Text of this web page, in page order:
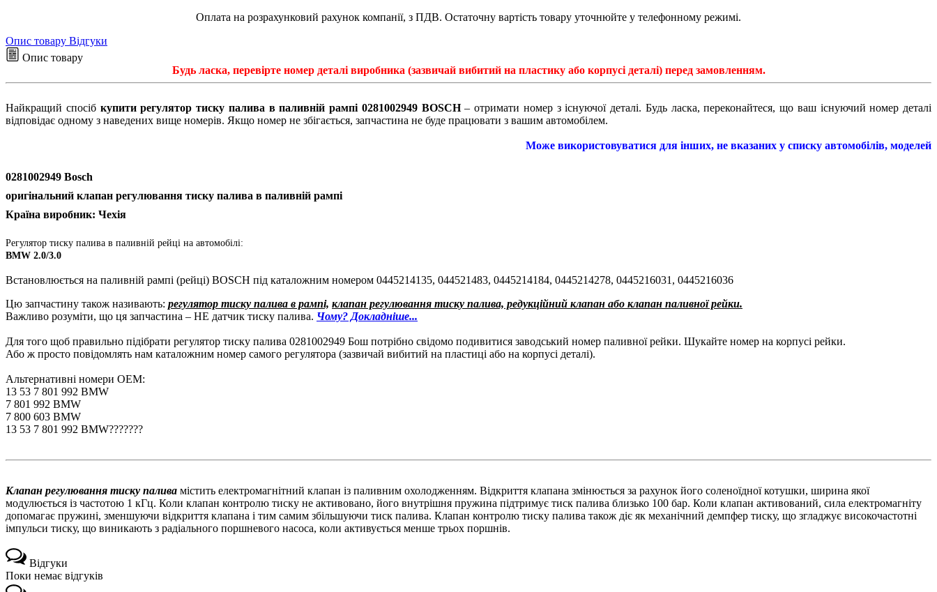
Оплата на розрахунковий рахунок компанії, з ПДВ. Остаточну вартість товару уточнюйте у телефонному режимі.
Опис товару Відгуки
Опис товару
Будь ласка, перевірте номер деталі виробника (зазвичай вибитий на пластику або корпусі деталі) перед замовленням.
Найкращий спосіб купити регулятор тиску палива в паливній рампі 0281002949 BOSCH– отримати номер з існуючої деталі. Будь ласка, переконайтеся, що ваш існуючий номер деталі
відповідає одному з наведених вище номерів. Якщо номер не збігається, запчастина не буде працювати з вашим автомобілем.
Може використовуватися для інших, не вказаних у списку автомобілів, моделей
0281002949 Bosch
оригінальний клапан регулювання тиску палива в паливній рампі
Країна виробник: Чехія
Регулятор тиску палива в паливній рейці на автомобілі:
BMW 2.0/3.0
Встановлюється на паливній рампі (рейці) BOSCH під каталожним номером 0445214135, 044521483, 0445214184, 0445214278, 0445216031, 0445216036
Цю запчастину також називають: регулятор тиску палива в рампі, клапан регулювання тиску палива, редукційний клапан або клапан паливної рейки.
Важливо розуміти, що ця запчастина – НЕ датчик тиску палива. Чому? Докладніше...
Для того щоб правильно підібрати регулятор тиску палива 0281002949 Бош потрібно свідомо подивитися заводський номер паливної рейки. Шукайте номер на корпусі рейки.
Або ж просто повідомлять нам каталожним номер самого регулятора (зазвичай вибитий на пластиці або на корпусі деталі).
Альтернативні номери ОЕМ:
13 53 7 801 992 BMW
7 801 992 BMW
7 800 603 BMW
13 53 7 801 992 BMW???????
Клапан регулювання тиску палива містить електромагнітний клапан із паливним охолодженням. Відкриття клапана змінюється за рахунок його соленоїдної котушки, ширина якої
модулюється із частотою 1 кГц. Коли клапан контролю тиску не активовано, його внутрішня пружина підтримує тиск палива близько 100 бар. Коли клапан активований, сила електромагніту
допомагає пружині, зменшуючи відкриття клапана і тим самим збільшуючи тиск палива. Клапан контролю тиску палива також діє як механічний демпфер тиску, що згладжує високочастотні
імпульси тиску, що виникають з радіального поршневого насоса, коли активується менше трьох поршнів.
Відгуки
Поки немає відгуків